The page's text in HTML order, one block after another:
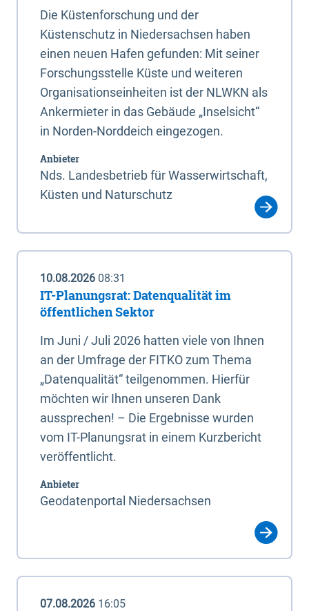
Die Küstenforschung und der
Küstenschutz in Niedersachsen haben
einen neuen Hafen gefunden: Mit seiner
Forschungsstelle Küste und weiteren
Organisationseinheiten ist der NLWKN als
Ankermieter in das Gebäude „Inselsicht“
in Norden-Norddeich eingezogen.
Anbieter
Nds. Landesbetrieb für Wasserwirtschaft,
Küsten und Naturschutz
10.08.2026 08:31
IT-Planungsrat: Datenqualität im
öffentlichen Sektor
Im Juni / Juli 2026 hatten viele von Ihnen
an der Umfrage der FITKO zum Thema
„Datenqualität“ teilgenommen. Hierfür
möchten wir Ihnen unseren Dank
aussprechen! – Die Ergebnisse wurden
vom IT-Planungsrat in einem Kurzbericht
veröffentlicht.
Anbieter
Geodatenportal Niedersachsen
07.08.2026 16:05